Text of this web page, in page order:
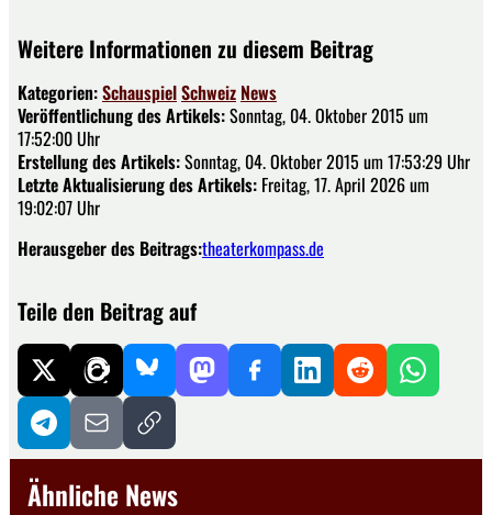
Weitere Informationen zu diesem Beitrag
Kategorien:SchauspielSchweiz News
Veröffentlichung des Artikels:Sonntag, 04. Oktober 2015 um
17:52:00 Uhr
Erstellung des Artikels:Sonntag, 04. Oktober 2015 um 17:53:29 Uhr
Letzte Aktualisierung des Artikels: Freitag, 17. April 2026 um
19:02:07 Uhr
Herausgeber des Beitrags:theaterkompass.de
Teile den Beitrag auf
Ähnliche News